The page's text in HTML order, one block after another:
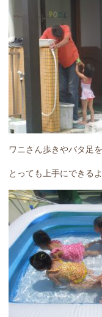
ワニさん歩きやバタ足
とっても上手にできる